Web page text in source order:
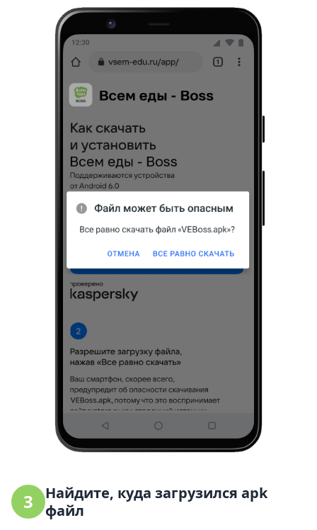
3
Найдите, куда загрузился apk
файл